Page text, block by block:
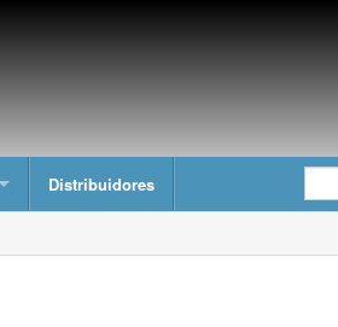
Distribuidores